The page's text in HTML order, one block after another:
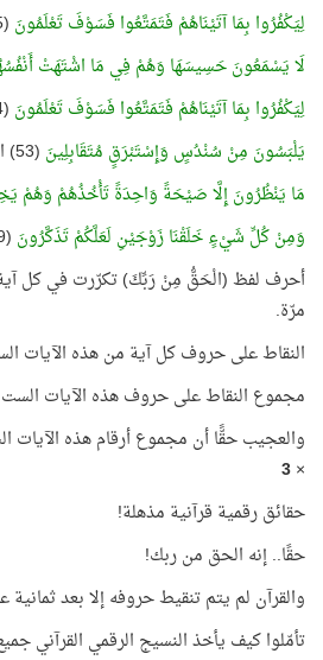
لِيَكْفُرُوا بِمَا آتَيْنَاهُمْ فَتَمَتَّعُوا فَسَوْفَ تَعْلَمُونَ (55) النحل
لَا يَسْمَعُونَ حَسِيسَهَا وَهُمْ فِي مَا اشْتَهَتْ
لِيَكْفُرُوا بِمَا آتَيْنَاهُمْ فَتَمَتَّعُوا فَسَوْفَ تَعْلَمُونَ (34) الروم
يَلْبَسُونَ مِنْ سُنْدُسٍ وَإِسْتَبْرَقٍ مُتَقَابِلِينَ (53) الدخان
مَا يَنْظُرُونَ إِلَّا صَيْحَةً وَاحِدَةً تَأْخُذُهُمْ وَهُمْ
وَمِنْ كُلِّ شَيْءٍ خَلَقْنَا زَوْجَيْنِ لَعَلَّكُمْ تَذَكَّرُونَ (49) الذاريات
أحرف لفظ (الْحَقُّ مِنْ رَبِّكَ) تكرّرت في كل
مرّة.
النقاط على حروف كل آية من هذه الآيات
مجموع النقاط على حروف هذه الآيات
والعجيب حقًّا أن مجموع أرقام هذه الآيات الست 342، وهذا
×
3
حقائق رقمية قرآنية مذهلة!
حقًا.. إنه الحق من ربك!
والقرآن لم يتم تنقيط حروفه إلا بعد
تأمّلوا كيف يأخذ النسيج الرقمي القرآني